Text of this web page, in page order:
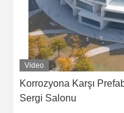
Video
Korrozyona Karşı
Sergi Salonu